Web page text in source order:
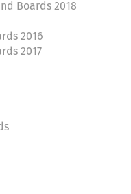
Boards 2018
2016
2017